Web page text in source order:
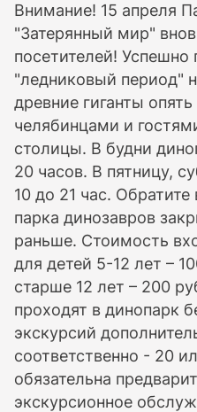
Внимание! 15 апреля
"Затерянный мир"
посетителей!
"ледниковый период"
древние гиганты
челябинцами и
столицы. В будни
20 часов. В пятницу,
10 до 21 час.
парка динозавров
раньше. Стоимость
для детей 5-12 лет –
старше 12 лет – 200
проходят в динопарк
экскурсий
соответственно - 20
обязательна
экскурсионное